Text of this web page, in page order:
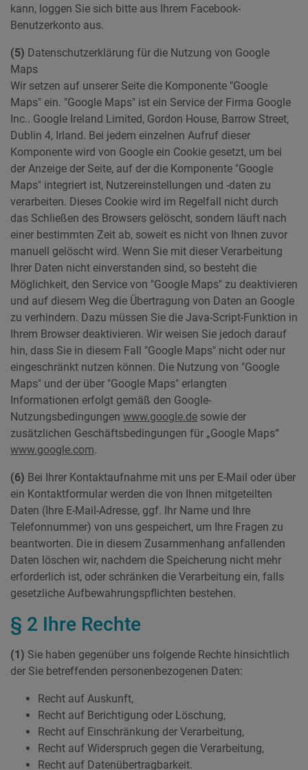
kann, loggen Sie sich bitte aus Ihrem Facebook-
Benutzerkonto aus.
(5) Datenschutzerklärung für die Nutzung von Google
Maps
Wir setzen auf unserer Seite die Komponente "Google
Maps" ein. "Google Maps" ist ein Service der Firma Google
Inc.. Google Ireland Limited, Gordon House, Barrow Street,
Dublin 4, Irland. Bei jedem einzelnen Aufruf dieser
Komponente wird von Google ein Cookie gesetzt, um bei
der Anzeige der Seite, auf der die Komponente "Google
Maps" integriert ist, Nutzereinstellungen und -daten zu
verarbeiten. Dieses Cookie wird im Regelfall nicht durch
das Schließen des Browsers gelöscht, sondern läuft nach
einer bestimmten Zeit ab, soweit es nicht von Ihnen zuvor
manuell gelöscht wird. Wenn Sie mit dieser Verarbeitung
Ihrer Daten nicht einverstanden sind, so besteht die
Möglichkeit, den Service von "Google Maps" zu deaktivieren
und auf diesem Weg die Übertragung von Daten an Google
zu verhindern. Dazu müssen Sie die Java-Script-Funktion in
Ihrem Browser deaktivieren. Wir weisen Sie jedoch darauf
hin, dass Sie in diesem Fall "Google Maps" nicht oder nur
eingeschränkt nutzen können. Die Nutzung von "Google
Maps" und der über "Google Maps" erlangten
Informationen erfolgt gemäß den Google-
Nutzungsbedingungen www.google.de sowie der
zusätzlichen Geschäftsbedingungen für „Google Maps“
www.google.com.
(6) Bei Ihrer Kontaktaufnahme mit uns per E-Mail oder über
ein Kontaktformular werden die von Ihnen mitgeteilten
Daten (Ihre E-Mail-Adresse, ggf. Ihr Name und Ihre
Telefonnummer) von uns gespeichert, um Ihre Fragen zu
beantworten. Die in diesem Zusammenhang anfallenden
Daten löschen wir, nachdem die Speicherung nicht mehr
erforderlich ist, oder schränken die Verarbeitung ein, falls
gesetzliche Aufbewahrungspflichten bestehen.
§ 2 Ihre Rechte
(1) Sie haben gegenüber uns folgende Rechte hinsichtlich
der Sie betreffenden personenbezogenen Daten:
Recht auf Auskunft,
Recht auf Berichtigung oder Löschung,
Recht auf Einschränkung der Verarbeitung,
Recht auf Widerspruch gegen die Verarbeitung,
Recht auf Datenübertragbarkeit.